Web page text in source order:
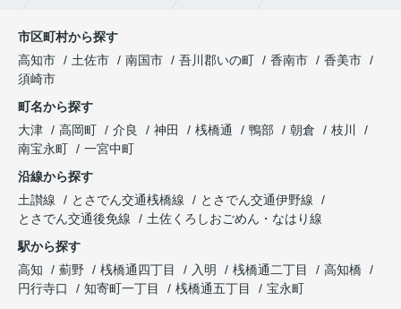
市区町村から探す
高知市
土佐市 南国市 吾川郡いの町 香南市
香美市
須崎市
町名から探す
大津
高岡町 介良 神田 桟橋通 鴨部 朝倉
枝川
南宝永町
一宮中町
沿線から探す
土讃線
とさでん交通桟橋線
とさでん交通伊野線
とさでん交通後免線
土佐くろしおごめん・なはり線
駅から探す
高知
薊野 桟橋通四丁目 入明 桟橋通二丁目
高知橋
円行寺口
知寄町一丁目 桟橋通五丁目 宝永町